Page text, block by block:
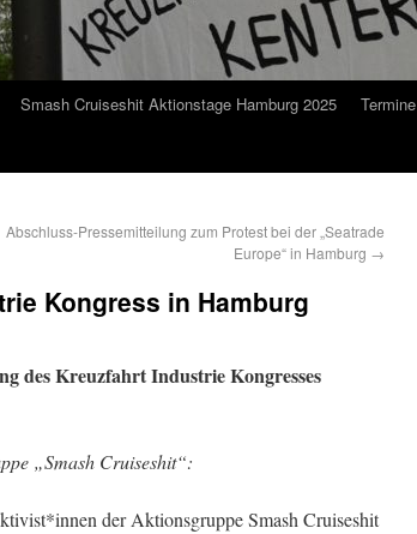
Smash Cruiseshit Aktionstage Hamburg 2025 Termine
Abschluss-Pressemitteilung zum Protest bei der „Seatrade
Europe“ in Hamburg →
Kongress in Hamburg
des Kreuzfahrt Industrie Kongresses
„Smash Cruiseshit“:
der Aktionsgruppe Smash Cruiseshit